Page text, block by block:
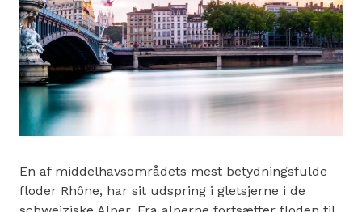
En af middelhavsområdets mest betydningsfulde
floder Rhône, har sit udspring i gletsjerne i de